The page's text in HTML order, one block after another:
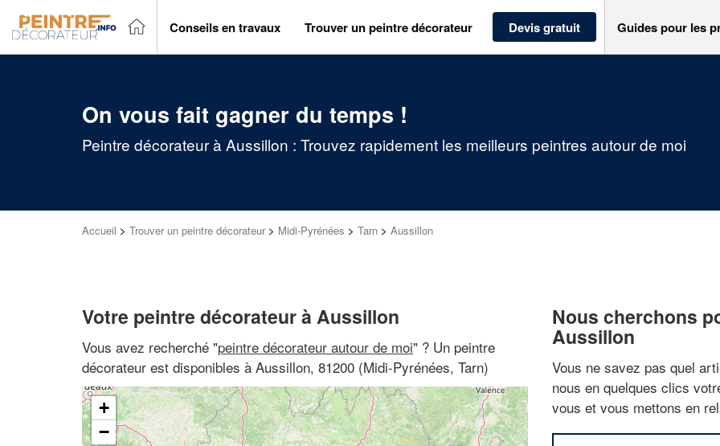
Conseils en travaux Trouver un peintre décorateur Devis gratuit Guides pour les
On vous fait gagner du temps !
Peintre décorateur à Aussillon : Trouvez rapidement les meilleurs peintres autour de moi
Accueil > Trouver un peintre décorateur > Midi-Pyrénées > Tarn > Aussillon
Votre peintre décorateur à Aussillon
Vous avez recherché "peintre décorateur autour de moi" ? Un peintre
décorateur est disponibles à Aussillon, 81200 (Midi-Pyrénées, Tarn)
+
−
Nous cherchons
Aussillon
Vous ne savez pas quel
nous en quelques clics
vous et vous mettons en